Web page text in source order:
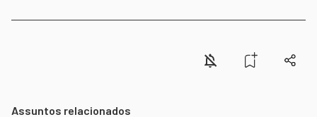
Assuntos relacionados